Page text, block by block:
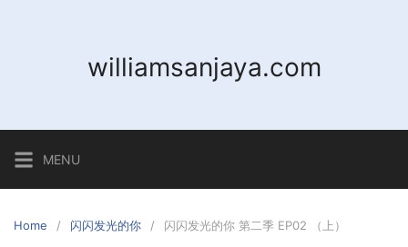
williamsanjaya.com
MENU
Home 闪闪发光的你 闪闪发光的你 第二季 EP02 （上）